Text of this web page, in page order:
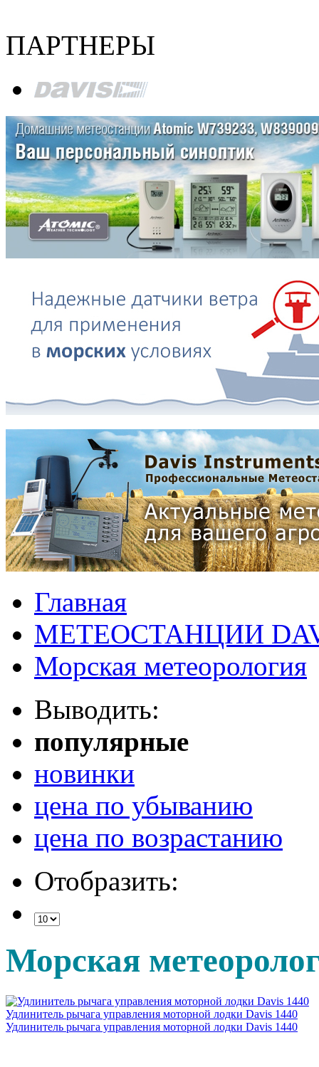
ПАРТНЕРЫ
Главная
МЕТЕОСТАНЦИИ
Морская метеорология
Выводить:
популярные
новинки
цена по убыванию
цена по возрастанию
Отобразить:
Морская
Удлинитель рычага управления моторной лодки Davis 1440
Удлинитель рычага управления моторной лодки Davis 1440